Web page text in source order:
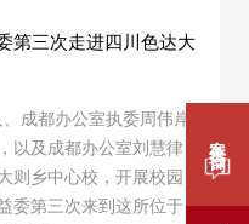
第三次走进四川色达大
成都办公室执委周伟岸
以及成都办公室刘慧律
则乡中心校，开展校园
委第三次来到这所位于